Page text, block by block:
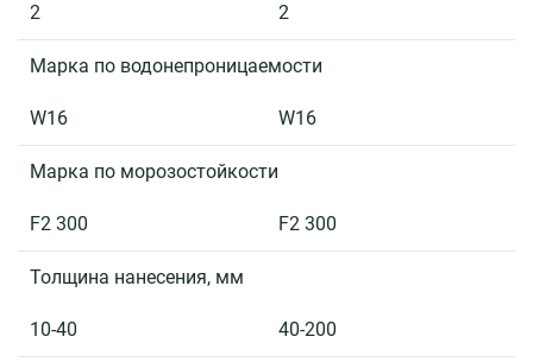
2 2
Марка по водонепроницаемости
W16 W16
Марка по морозостойкости
F2 300 F2 300
Толщина нанесения, мм
10-40 40-200